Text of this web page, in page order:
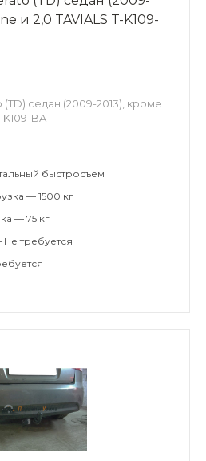
и 2,0 TAVIALS T-K109-
седан (2009-2013), кроме
K109-BA
быстросъем
— 1500 кг
— 75 кг
требуется